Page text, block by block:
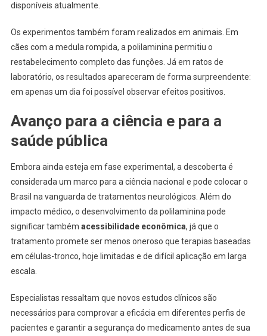
disponíveis atualmente.
Os experimentos também foram realizados em animais. Em
cães com a medula rompida, a polilaminina permitiu o
restabelecimento completo das funções. Já em ratos de
laboratório, os resultados apareceram de forma surpreendente:
em apenas um dia foi possível observar efeitos positivos.
Avanço para a ciência e para a
saúde pública
Embora ainda esteja em fase experimental, a descoberta é
considerada um marco para a ciência nacional e pode colocar o
Brasil na vanguarda de tratamentos neurológicos. Além do
impacto médico, o desenvolvimento da polilaminina pode
significar também acessibilidade econômica, já que o
tratamento promete ser menos oneroso que terapias baseadas
em células-tronco, hoje limitadas e de difícil aplicação em larga
escala.
Especialistas ressaltam que novos estudos clínicos são
necessários para comprovar a eficácia em diferentes perfis de
pacientes e garantir a segurança do medicamento antes de sua